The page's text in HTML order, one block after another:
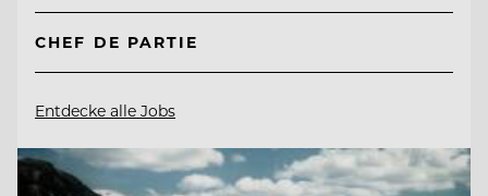
CHEF DE PARTIE
Entdecke alle Jobs